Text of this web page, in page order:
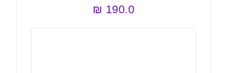
190.0
₪